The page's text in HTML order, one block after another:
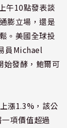
午10點發表談
膨立場，還是
。美國全球投
員Michael
始發酵，鮑爾可
漲1.3%，該公
項價值超過